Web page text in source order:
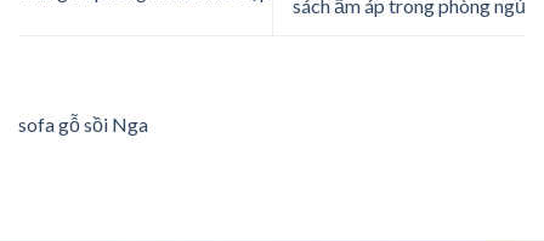
sách ấm áp trong phòng ngủ
sofa gỗ sồi Nga